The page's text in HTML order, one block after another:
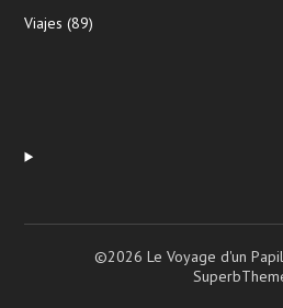
Viajes (89)
©2026 Le Voyage d'un